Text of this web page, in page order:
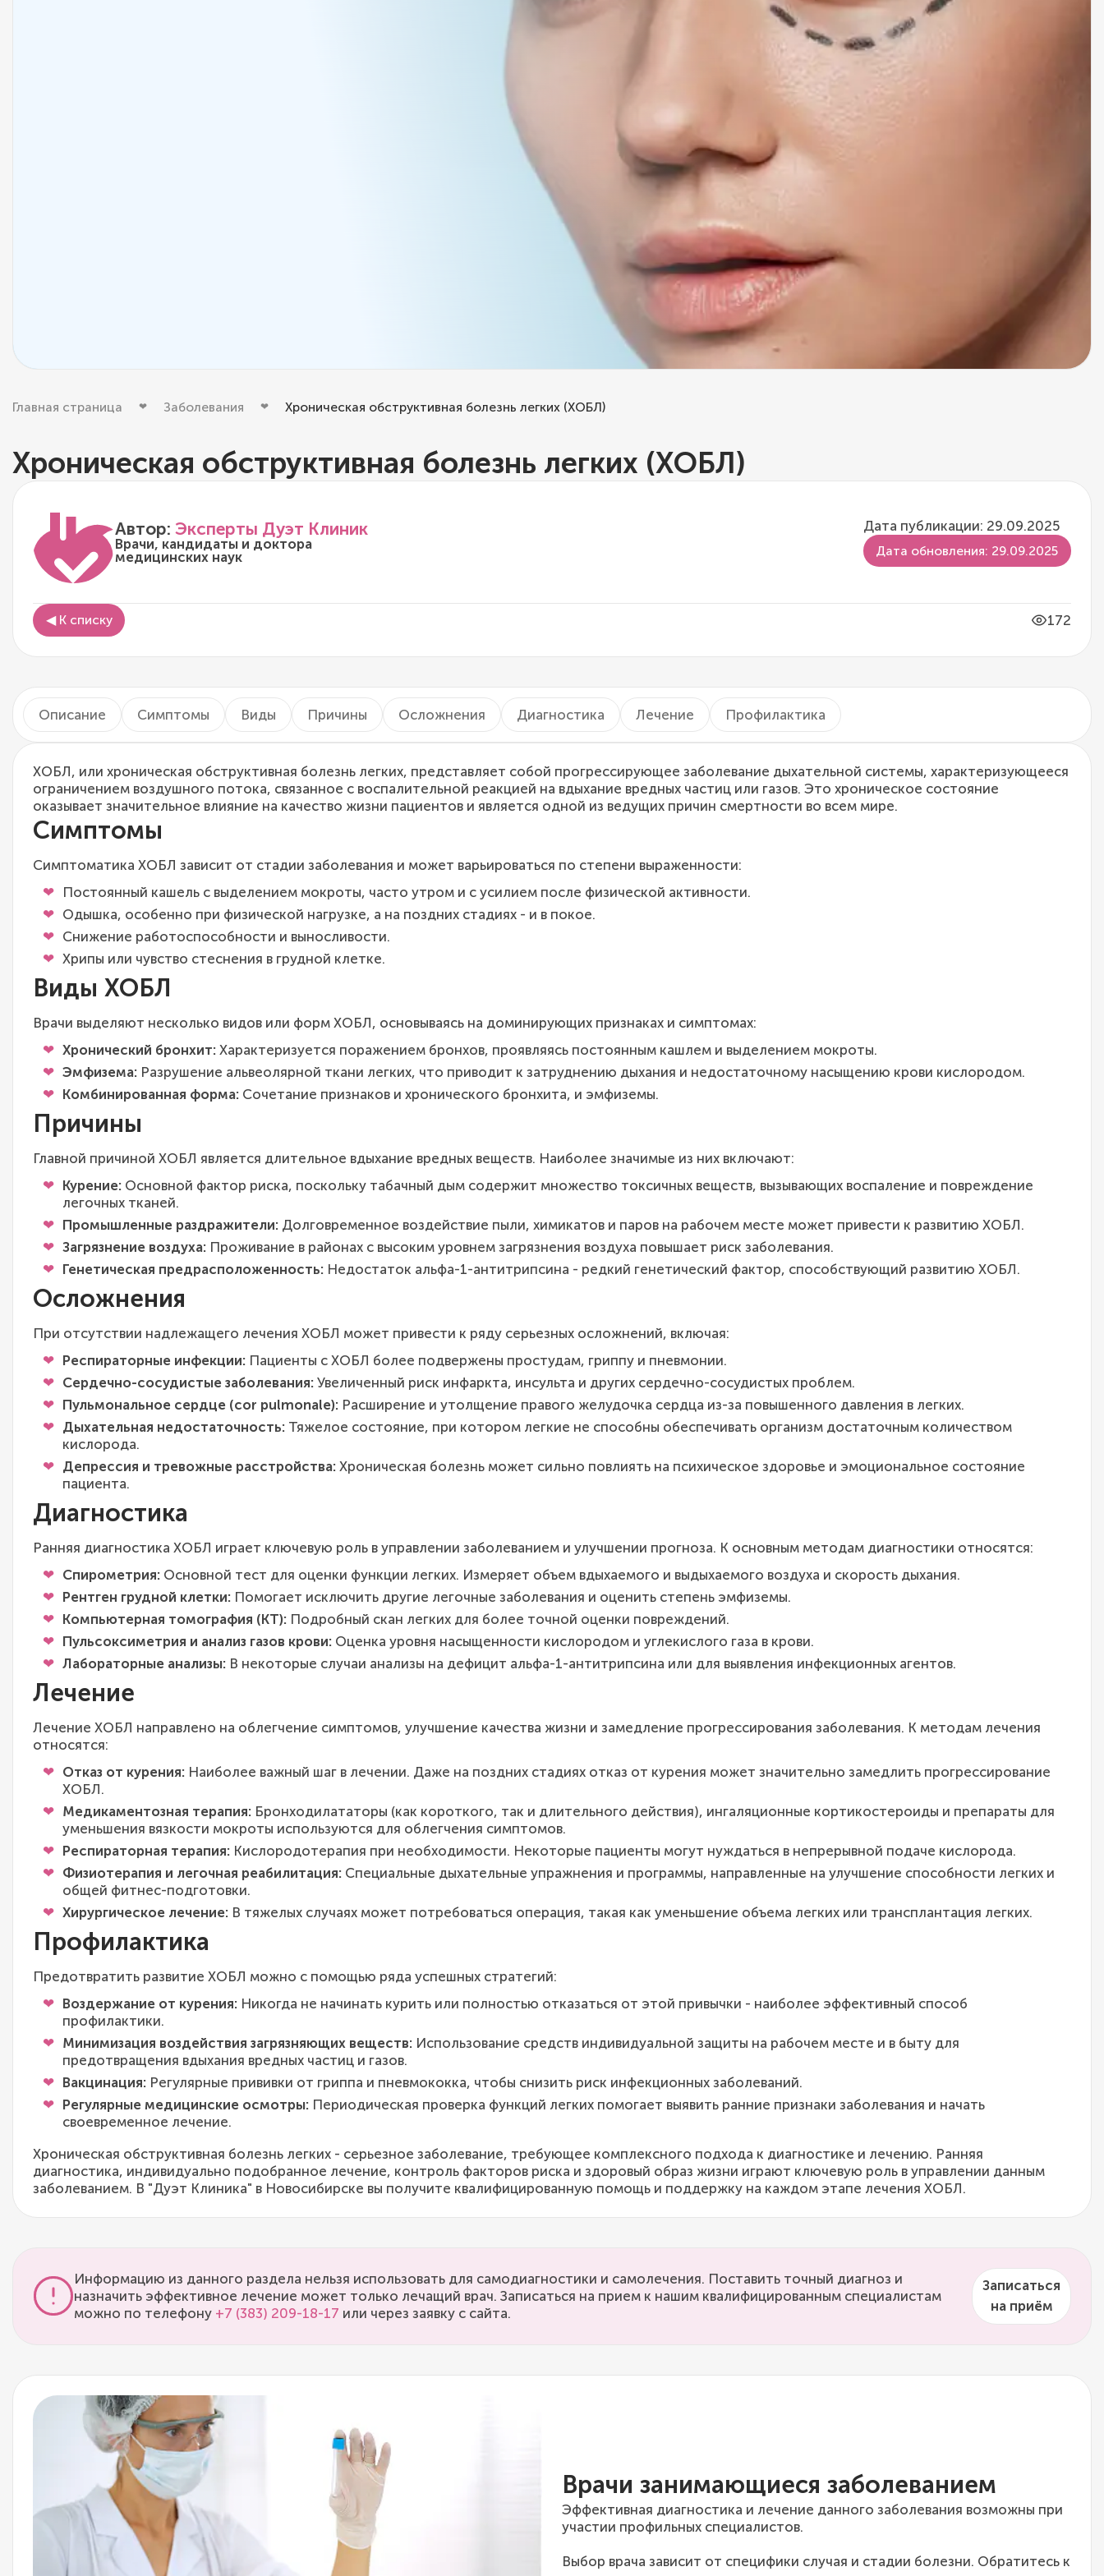
Главная страница Заболевания Хроническая обструктивная болезнь легких (ХОБЛ)
Хроническая обструктивная болезнь легких (ХОБЛ)
Автор: Эксперты Дуэт Клиник
Врачи, кандидаты и доктора
медицинских наук
Дата публикации: 29.09.2025
Дата обновления: 29.09.2025
◀ К списку 172
Описание Симптомы Виды Причины Осложнения Диагностика Лечение Профилактика
ХОБЛ, или хроническая обструктивная болезнь легких, представляет собой прогрессирующее заболевание дыхательной системы, характеризующееся
ограничением воздушного потока, связанное с воспалительной реакцией на вдыхание вредных частиц или газов. Это хроническое состояние
оказывает значительное влияние на качество жизни пациентов и является одной из ведущих причин смертности во всем мире.
Симптомы
Симптоматика ХОБЛ зависит от стадии заболевания и может варьироваться по степени выраженности:
Постоянный кашель с выделением мокроты, часто утром и с усилием после физической активности.
Одышка, особенно при физической нагрузке, а на поздних стадиях - и в покое.
Снижение работоспособности и выносливости.
Хрипы или чувство стеснения в грудной клетке.
Виды ХОБЛ
Врачи выделяют несколько видов или форм ХОБЛ, основываясь на доминирующих признаках и симптомах:
Хронический бронхит: Характеризуется поражением бронхов, проявляясь постоянным кашлем и выделением мокроты.
Эмфизема: Разрушение альвеолярной ткани легких, что приводит к затруднению дыхания и недостаточному насыщению крови кислородом.
Комбинированная форма: Сочетание признаков и хронического бронхита, и эмфиземы.
Причины
Главной причиной ХОБЛ является длительное вдыхание вредных веществ. Наиболее значимые из них включают:
Курение: Основной фактор риска, поскольку табачный дым содержит множество токсичных веществ, вызывающих воспаление и повреждение
легочных тканей.
Промышленные раздражители: Долговременное воздействие пыли, химикатов и паров на рабочем месте может привести к развитию ХОБЛ.
Загрязнение воздуха: Проживание в районах с высоким уровнем загрязнения воздуха повышает риск заболевания.
Генетическая предрасположенность: Недостаток альфа-1-антитрипсина - редкий генетический фактор, способствующий развитию ХОБЛ.
Осложнения
При отсутствии надлежащего лечения ХОБЛ может привести к ряду серьезных осложнений, включая:
Респираторные инфекции: Пациенты с ХОБЛ более подвержены простудам, гриппу и пневмонии.
Сердечно-сосудистые заболевания: Увеличенный риск инфаркта, инсульта и других сердечно-сосудистых проблем.
Пульмональное сердце (cor pulmonale): Расширение и утолщение правого желудочка сердца из-за повышенного давления в легких.
Дыхательная недостаточность: Тяжелое состояние, при котором легкие не способны обеспечивать организм достаточным количеством
кислорода.
Депрессия и тревожные расстройства: Хроническая болезнь может сильно повлиять на психическое здоровье и эмоциональное состояние
пациента.
Диагностика
Ранняя диагностика ХОБЛ играет ключевую роль в управлении заболеванием и улучшении прогноза. К основным методам диагностики относятся:
Спирометрия: Основной тест для оценки функции легких. Измеряет объем вдыхаемого и выдыхаемого воздуха и скорость дыхания.
Рентген грудной клетки: Помогает исключить другие легочные заболевания и оценить степень эмфиземы.
Компьютерная томография (КТ): Подробный скан легких для более точной оценки повреждений.
Пульсоксиметрия и анализ газов крови: Оценка уровня насыщенности кислородом и углекислого газа в крови.
Лабораторные анализы: В некоторые случаи анализы на дефицит альфа-1-антитрипсина или для выявления инфекционных агентов.
Лечение
Лечение ХОБЛ направлено на облегчение симптомов, улучшение качества жизни и замедление прогрессирования заболевания. К методам лечения
относятся:
Отказ от курения: Наиболее важный шаг в лечении. Даже на поздних стадиях отказ от курения может значительно замедлить прогрессирование
ХОБЛ.
Медикаментозная терапия: Бронходилататоры (как короткого, так и длительного действия), ингаляционные кортикостероиды и препараты для
уменьшения вязкости мокроты используются для облегчения симптомов.
Респираторная терапия: Кислородотерапия при необходимости. Некоторые пациенты могут нуждаться в непрерывной подаче кислорода.
Физиотерапия и легочная реабилитация: Специальные дыхательные упражнения и программы, направленные на улучшение способности легких и
общей фитнес-подготовки.
Хирургическое лечение: В тяжелых случаях может потребоваться операция, такая как уменьшение объема легких или трансплантация легких.
Профилактика
Предотвратить развитие ХОБЛ можно с помощью ряда успешных стратегий:
Воздержание от курения: Никогда не начинать курить или полностью отказаться от этой привычки - наиболее эффективный способ
профилактики.
Минимизация воздействия загрязняющих веществ: Использование средств индивидуальной защиты на рабочем месте и в быту для
предотвращения вдыхания вредных частиц и газов.
Вакцинация: Регулярные прививки от гриппа и пневмококка, чтобы снизить риск инфекционных заболеваний.
Регулярные медицинские осмотры: Периодическая проверка функций легких помогает выявить ранние признаки заболевания и начать
своевременное лечение.
Хроническая обструктивная болезнь легких - серьезное заболевание, требующее комплексного подхода к диагностике и лечению. Ранняя
диагностика, индивидуально подобранное лечение, контроль факторов риска и здоровый образ жизни играют ключевую роль в управлении данным
заболеванием. В "Дуэт Клиника" в Новосибирске вы получите квалифицированную помощь и поддержку на каждом этапе лечения ХОБЛ.
Информацию из данного раздела нельзя использовать для самодиагностики и самолечения. Поставить точный диагноз и
назначить эффективное лечение может только лечащий врач. Записаться на прием к нашим квалифицированным специалистам
можно по телефону +7 (383) 209-18-17 или через заявку с сайта.
Записаться
на приём
Врачи занимающиеся заболеванием
Эффективная диагностика и лечение данного заболевания возможны при
участии профильных специалистов.
Выбор врача зависит от специфики случая и стадии болезни. Обратитесь к